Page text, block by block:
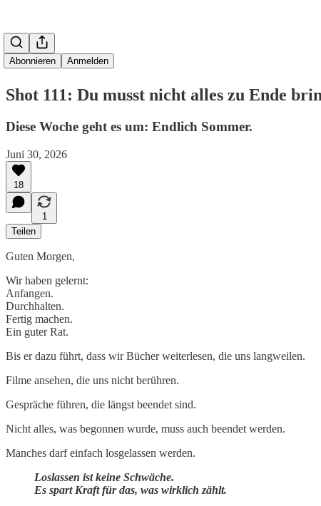
Abonnieren Anmelden
Shot 111: Du musst nicht alles zu Ende
Diese Woche geht es um: Endlich Sommer.
Juni 30, 2026
18
1
Teilen
Guten Morgen,
Wir haben gelernt:
Anfangen.
Durchhalten.
Fertig machen.
Ein guter Rat.
Bis er dazu führt, dass wir Bücher weiterlesen, die uns langweilen.
Filme ansehen, die uns nicht berühren.
Gespräche führen, die längst beendet sind.
Nicht alles, was begonnen wurde, muss auch beendet werden.
Manches darf einfach losgelassen werden.
Loslassen ist keine Schwäche.
Es spart Kraft für das, was wirklich zählt.